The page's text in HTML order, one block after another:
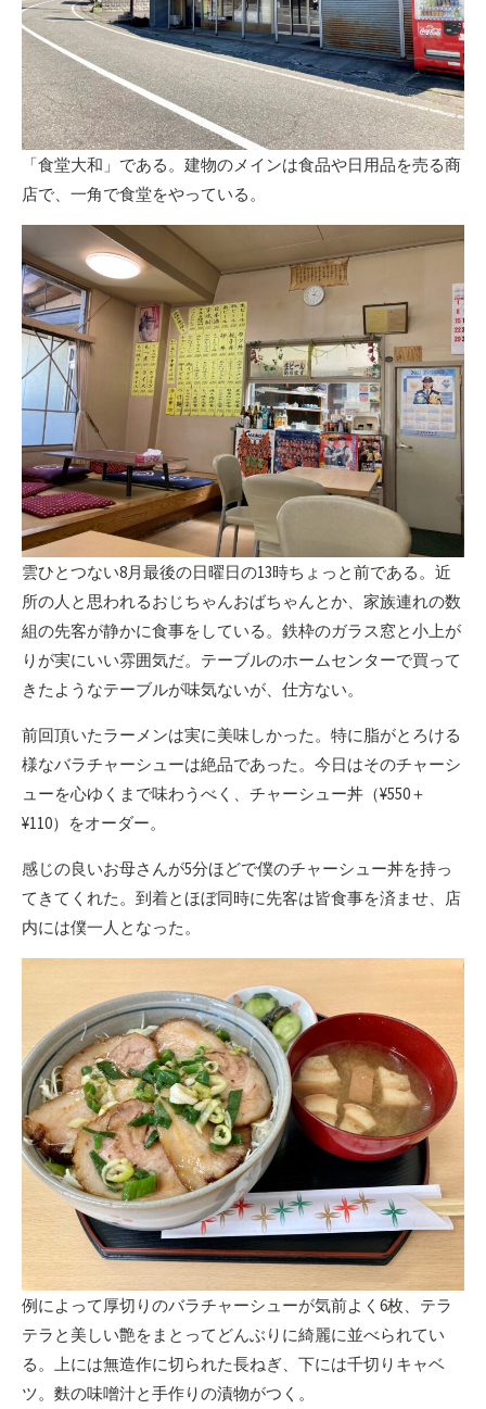
「食堂大和」である。建物のメインは食品や日用品を売る商
店で、一角で食堂をやっている。
雲ひとつない8月最後の日曜日の13時ちょっと前である。近
所の人と思われるおじちゃんおばちゃんとか、家族連れの数
組の先客が静かに食事をしている。鉄枠のガラス窓と小上が
りが実にいい雰囲気だ。テーブルのホームセンターで買って
きたようなテーブルが味気ないが、仕方ない。
前回頂いたラーメンは実に美味しかった。特に脂がとろける
様なバラチャーシューは絶品であった。今日はそのチャーシ
ューを心ゆくまで味わうべく、チャーシュー丼（¥550＋
¥110）をオーダー。
感じの良いお母さんが5分ほどで僕のチャーシュー丼を持っ
てきてくれた。到着とほぼ同時に先客は皆食事を済ませ、店
内には僕一人となった。
例によって厚切りのバラチャーシューが気前よく6枚、テラ
テラと美しい艶をまとってどんぶりに綺麗に並べられてい
る。上には無造作に切られた長ねぎ、下には千切りキャベ
ツ。麩の味噌汁と手作りの漬物がつく。